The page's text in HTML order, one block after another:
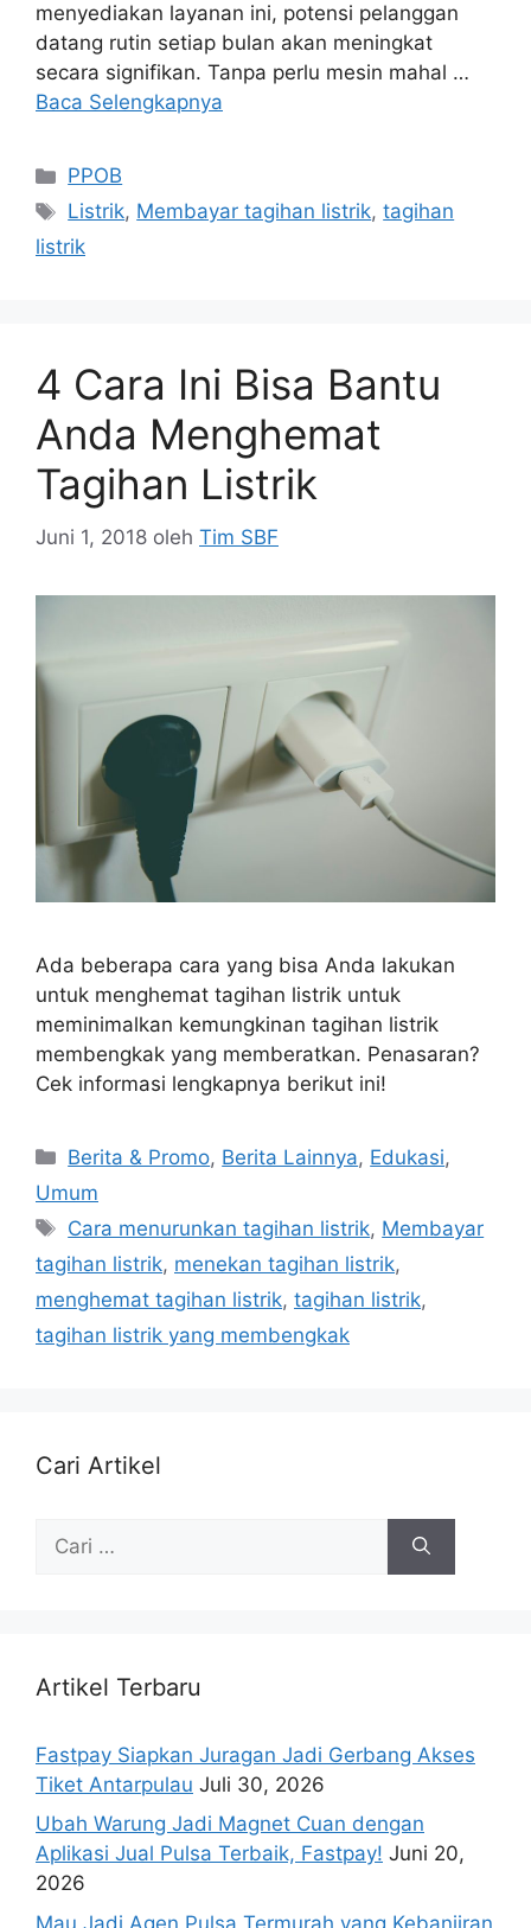
menyediakan layanan ini, potensi pelanggan
datang rutin setiap bulan akan meningkat
secara signifikan. Tanpa perlu mesin mahal …
Baca Selengkapnya
PPOB
Listrik, Membayar tagihan listrik,tagihan
listrik
4 Cara Ini Bisa Bantu
Anda Menghemat
Tagihan Listrik
Juni 1, 2018 oleh Tim SBF
Ada beberapa cara yang bisa Anda lakukan
untuk menghemat tagihan listrik untuk
meminimalkan kemungkinan tagihan listrik
membengkak yang memberatkan. Penasaran?
Cek informasi lengkapnya berikut ini!
Berita & Promo, Berita Lainnya, Edukasi,
Umum
Cara menurunkan tagihan listrik, Membayar
tagihan listrik, menekan tagihan listrik,
menghemat tagihan listrik, tagihan listrik,
tagihan listrik yang membengkak
Cari Artikel
Artikel Terbaru
Fastpay Siapkan Juragan Jadi Gerbang Akses
Tiket Antarpulau Juli 30, 2026
Ubah Warung Jadi Magnet Cuan dengan
Aplikasi Jual Pulsa Terbaik, Fastpay! Juni 20,
2026
Mau Jadi Agen Pulsa Termurah yang Kebanjiran